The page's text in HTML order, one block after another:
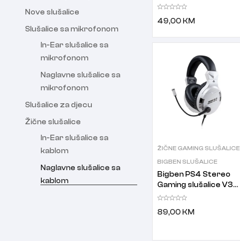
Nove slušalice
Slušalice sa mikrofonom
In-Ear slušalice sa
mikrofonom
Naglavne slušalice sa
mikrofonom
Slušalice za djecu
Žične slušalice
In-Ear slušalice sa
kablom
Naglavne slušalice sa
kablom
49,00 KM
ŽIČNE GAMING SLUŠALICE
BIGBEN SLUŠALICE
Bigben PS4 Stereo
Gaming slušalice V3
bijele
89,00 KM